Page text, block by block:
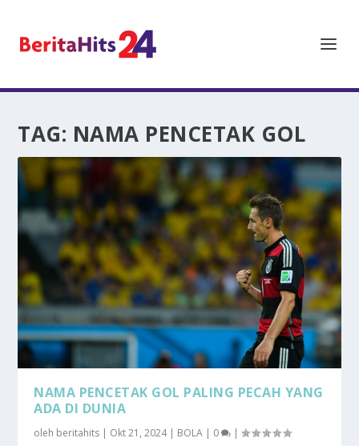
TAG: NAMA PENCETAK GOL
NAMA PENCETAK GOL PALING PECAH YANG
ADA DI DUNIA
oleh beritahits | Okt 21, 2024| BOLA | 0 |